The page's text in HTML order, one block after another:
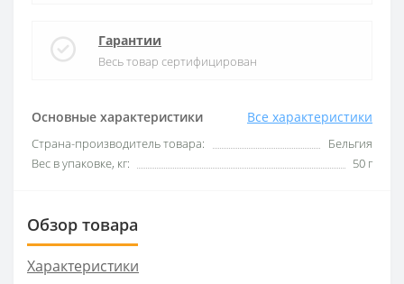
Основные характеристики Все характеристики
Страна-производитель товара:
Бельгия
Вес в упаковке, кг:
50 г
Гарантии
Весь товар сертифицирован
Обзор товара
Характеристики